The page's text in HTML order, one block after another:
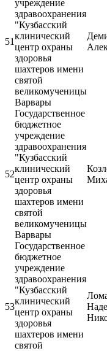
51
учреждение
здравоохранения
"Кузбасский
клинический
центр охраны
здоровья
шахтеров имени
святой
великомученицы
Варвары
52
Государственное
бюджетное
учреждение
здравоохранения
"Кузбасский
клинический
центр охраны
здоровья
шахтеров имени
святой
великомученицы
Варвары
53
Государственное
бюджетное
учреждение
здравоохранения
"Кузбасский
клинический
центр охраны
здоровья
шахтеров имени
святой